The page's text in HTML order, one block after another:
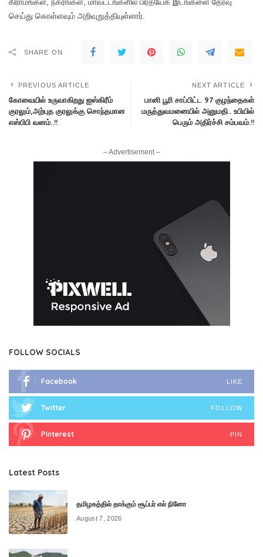
செய்து கொள்ளவும் அறிவுறுத்தியுள்ளார்.
SHARE ON
PREVIOUS ARTICLE
கோவையில் உருவாகிறது ஐஸ்கிரீம்
குரலும்,அற்புத குரலுக்கு சொந்தமான
எஸ்பிபி வனம்..!!
NEXT ARTICLE
பானி பூரி சாப்பிட்ட 97 குழந்தைகள்
மருத்துவமனையில் அனுமதி.. உபியில்
பெரும் அதிர்ச்சி சம்பவம்.!!
– Advertisement –
FOLLOW SOCIALS
Facebook LIKE
Twitter FOLLOW
Pinterest PIN
Latest Posts
தமிழகத்தில் தாக்கும் சூப்பர் எல் நினோ
August 7, 2026